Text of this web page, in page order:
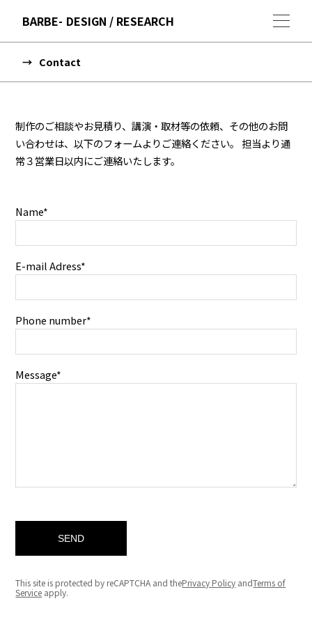
BARBE DESIGN / RESEARCH
Contact
制作のご相談やお見積り、講演・取材等の依頼、その他のお問
い合わせは、以下のフォームよりご連絡ください。 担当より通
常３営業日以内にご連絡いたします。
Name*
E-mail Adress*
Phone number*
Message*
This site is protected by reCAPTCHA and thePrivacy Policy andTerms of
Service apply.